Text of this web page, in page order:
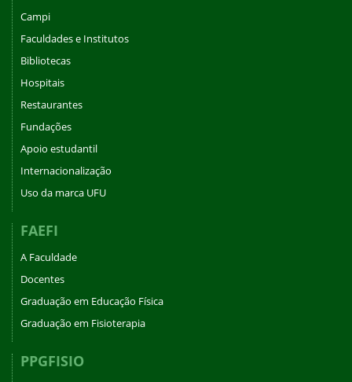
Campi
Faculdades e Institutos
Bibliotecas
Hospitais
Restaurantes
Fundações
Apoio estudantil
Internacionalização
Uso da marca UFU
FAEFI
A Faculdade
Docentes
Graduação em Educação Física
Graduação em Fisioterapia
PPGFISIO